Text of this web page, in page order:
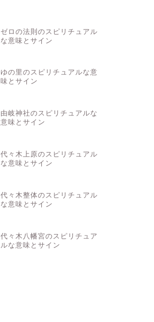
ゼロの法則のスピリチュアル
な意味とサイン
ゆの里のスピリチュアルな意
味とサイン
由岐神社のスピリチュアルな
意味とサイン
代々木上原のスピリチュアル
な意味とサイン
代々木整体のスピリチュアル
な意味とサイン
代々木八幡宮のスピリチュア
ルな意味とサイン